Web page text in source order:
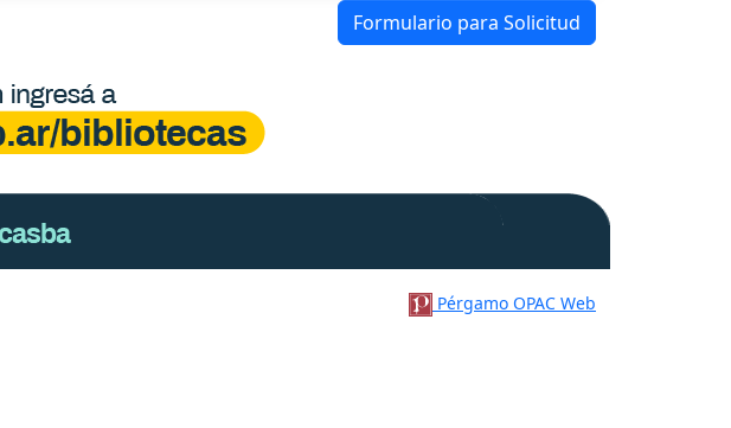
Formulario para Solicitud
Pérgamo OPAC Web